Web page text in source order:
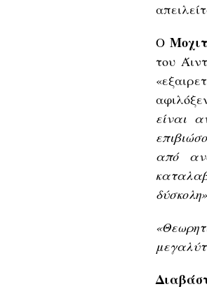
Ο
του
είναι
από
δύσκολη»